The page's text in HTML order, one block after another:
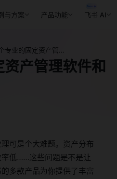
与方案 产品功能 飞书 AI
产管理软件和
可是个大难题。资产分布
低……这些问题是不是让
多款产品为你提供了丰富